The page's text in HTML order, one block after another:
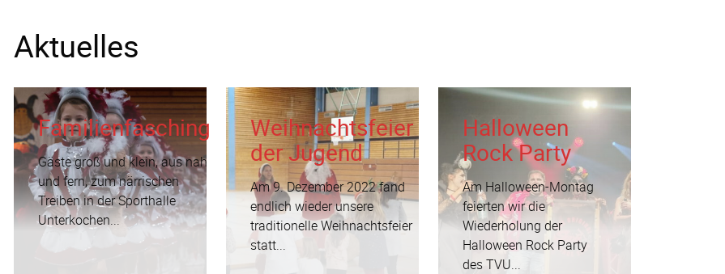
Aktuelles
Familienfasching
Gäste groß und klein, aus nah
und fern, zum närrischen
Treiben in der Sporthalle
Unterkochen...
Weihnachtsfeier
der Jugend
Am 9. Dezember 2022 fand
endlich wieder unsere
traditionelle Weihnachtsfeier
statt...
Halloween
Rock Party
Am Halloween-Montag
feierten wir die
Wiederholung der
Halloween Rock Party
des TVU...